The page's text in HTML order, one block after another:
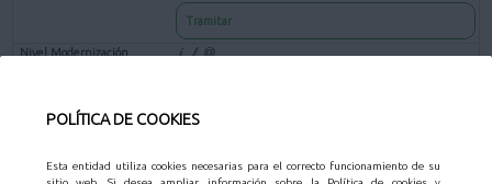
POLÍTICA DE COOKIES
Esta entidad utiliza cookies necesarias para el correcto funcionamiento de su
Tramitar
Solicitud de preinscripción para Centros Escolares en las